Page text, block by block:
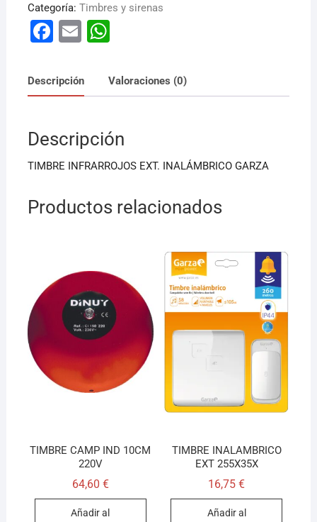
Categoría: Timbres y sirenas
F
c
e
o
o
E
ai
l
W
at
s
p
p
Descripción Valoraciones (0)
Descripción
TIMBRE INFRARROJOS EXT. INALÁMBRICO GARZA
Productos relacionados
TIMBRE CAMP IND 10CM
220V
64,60 €
Añadir al
TIMBRE INALAMBRICO
EXT 255X35X
16,75€
Añadir al